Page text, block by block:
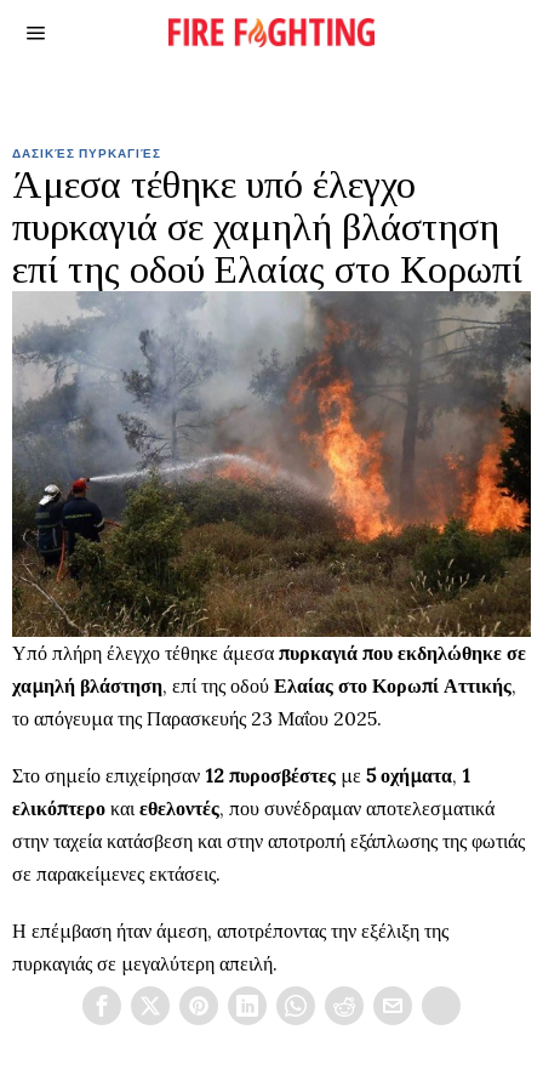
ΔΑΣΙΚΈΣ ΠΥΡΚΑΓΙΈΣ
Άμεσα τέθηκε υπό έλεγχο
πυρκαγιά σε χαμηλή βλάστηση
επί της οδού Ελαίας στο Κορωπί
Υπό πλήρη έλεγχο τέθηκε άμεσα πυρκαγιά που εκδηλώθηκε σε
χαμηλή βλάστηση, επί της οδού Ελαίας στο Κορωπί Αττικής,
το απόγευμα της Παρασκευής 23 Μαΐου 2025.
Στο σημείο επιχείρησαν 12 πυροσβέστες με 5 οχήματα, 1
ελικόπτερο καιεθελοντές, που συνέδραμαν αποτελεσματικά
στην ταχεία κατάσβεση και στην αποτροπή εξάπλωσης της φωτιάς
σε παρακείμενες εκτάσεις.
Η επέμβαση ήταν άμεση, αποτρέποντας την εξέλιξη της
πυρκαγιάς σε μεγαλύτερη απειλή.